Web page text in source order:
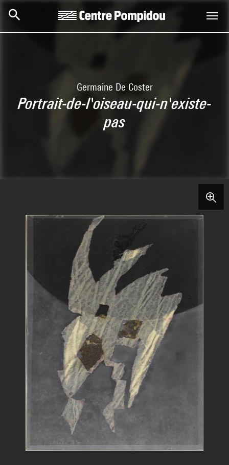
Germaine De Coster
Portrait-de-l'oiseau-qui-n'existe-
pas